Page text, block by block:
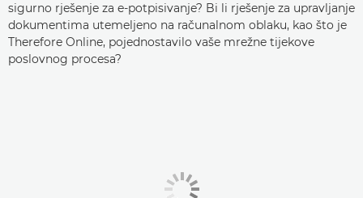
sigurno rješenje za e-potpisivanje? Bi li rješenje za upravljanje
dokumentima utemeljeno na računalnom oblaku, kao što je
Therefore Online, pojednostavilo vaše mrežne tijekove
poslovnog procesa?